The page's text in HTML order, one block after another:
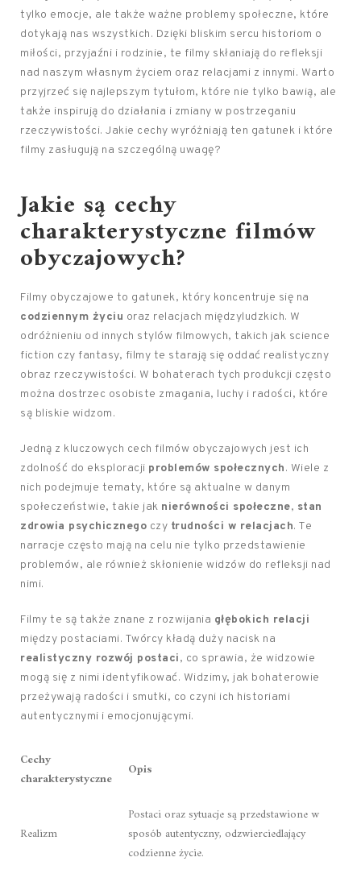
tylko emocje, ale także ważne problemy społeczne, które
dotykają nas wszystkich. Dzięki bliskim sercu historiom o
miłości, przyjaźni i rodzinie, te filmy skłaniają do refleksji
nad naszym własnym życiem oraz relacjami z innymi. Warto
przyjrzeć się najlepszym tytułom, które nie tylko bawią, ale
także inspirują do działania i zmiany w postrzeganiu
rzeczywistości. Jakie cechy wyróżniają ten gatunek i które
filmy zasługują na szczególną uwagę?
Jakie są cechy
charakterystyczne filmów
obyczajowych?
Filmy obyczajowe to gatunek, który koncentruje się na
codziennym życiu oraz relacjach międzyludzkich. W
odróżnieniu od innych stylów filmowych, takich jak science
fiction czy fantasy, filmy te starają się oddać realistyczny
obraz rzeczywistości. W bohaterach tych produkcji często
można dostrzec osobiste zmagania, luchy i radości, które
są bliskie widzom.
Jedną z kluczowych cech filmów obyczajowych jest ich
zdolność do eksploracji problemów społecznych. Wiele z
nich podejmuje tematy, które są aktualne w danym
społeczeństwie, takie jak nierówności społeczne, stan
zdrowia psychicznego czy trudności w relacjach. Te
narracje często mają na celu nie tylko przedstawienie
problemów, ale również skłonienie widzów do refleksji nad
nimi.
Filmy te są także znane z rozwijania głębokich relacji
między postaciami. Twórcy kładą duży nacisk na
realistyczny rozwój postaci, co sprawia, że widzowie
mogą się z nimi identyfikować. Widzimy, jak bohaterowie
przeżywają radości i smutki, co czyni ich historiami
autentycznymi i emocjonującymi.
Cechy
charakterystyczne
Opis
Realizm
Postaci oraz sytuacje są przedstawione w
sposób autentyczny, odzwierciedlający
codzienne życie.